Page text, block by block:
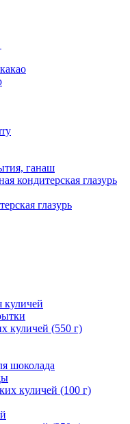
ганаш
кондитерская глазурь
глазурь
куличей
куличей (550 г)
шоколада
куличей (100 г)